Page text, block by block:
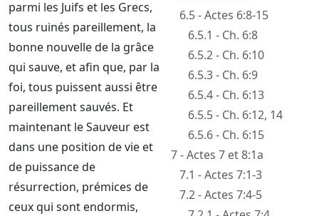
parmi les Juifs et les Grecs,
tous ruinés pareillement, la
bonne nouvelle de la grâce
qui sauve, et afin que, par la
foi, tous puissent aussi être
pareillement sauvés. Et
maintenant le Sauveur est
dans une position de vie et
de puissance de
résurrection, prémices de
ceux qui sont endormis,
6.5 - Actes 6:8-15
6.5.1 - Ch. 6:8
6.5.2 - Ch. 6:10
6.5.3 - Ch. 6:9
6.5.4 - Ch. 6:13
6.5.5 - Ch. 6:12, 14
6.5.6 - Ch. 6:15
7 - Actes 7 et 8:1a
7.1 - Actes 7:1-3
7.2 - Actes 7:4-5